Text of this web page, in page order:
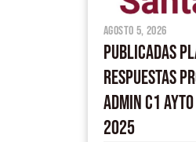
agosto 5, 2026
PUBLICADAS
RESPUESTAS
ADMIN C1
2025